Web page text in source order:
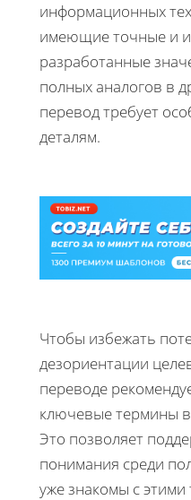
информационных
имеющие точные и
разработанные
полных аналогов в
перевод требует
деталям.
Чтобы избежать
дезориентации
переводе
ключевые термины
Это позволяет
понимания среди
уже знакомы с